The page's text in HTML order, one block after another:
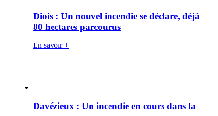
Diois : Un nouvel incendie se déclare, déjà
80 hectares parcourus
En savoir +
Davézieux : Un incendie en cours dans la